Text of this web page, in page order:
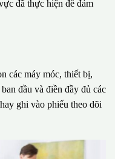
đã thực hiện để đảm
các máy móc, thiết bị,
đầu và điền đầy đủ các
ghi vào phiếu theo dõi